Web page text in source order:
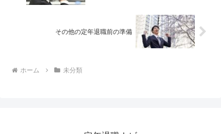
その他の定年退職前の準備
ホーム 未分類